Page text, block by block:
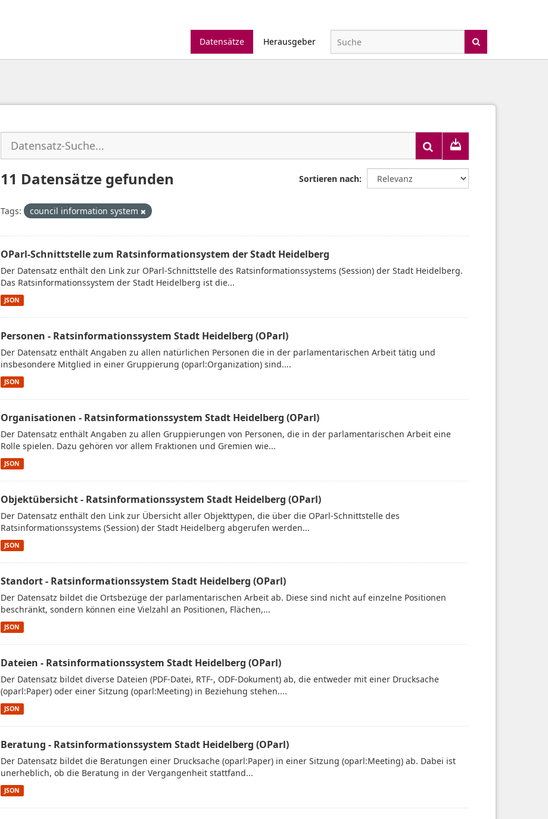
Datensätze
Herausgeber
Sortieren nach
11 Datensätze gefunden
Tags: council information system
OParl-Schnittstelle zum Ratsinformationsystem der Stadt Heidelberg
Der Datensatz enthält den Link zur OParl-Schnittstelle des Ratsinformationssystems (Session) der Stadt Heidelberg.
Das Ratsinformationssystem der Stadt Heidelberg ist die...
JSON
Personen - Ratsinformationssystem Stadt Heidelberg (OParl)
Der Datensatz enthält Angaben zu allen natürlichen Personen die in der parlamentarischen Arbeit tätig und
insbesondere Mitglied in einer Gruppierung (oparl:Organization) sind....
JSON
Organisationen - Ratsinformationssystem Stadt Heidelberg (OParl)
Der Datensatz enthält Angaben zu allen Gruppierungen von Personen, die in der parlamentarischen Arbeit eine
Rolle spielen. Dazu gehören vor allem Fraktionen und Gremien wie...
JSON
Objektübersicht - Ratsinformationssystem Stadt Heidelberg (OParl)
Der Datensatz enthält den Link zur Übersicht aller Objekttypen, die über die OParl-Schnittstelle des
Ratsinformationssystems (Session) der Stadt Heidelberg abgerufen werden...
JSON
Standort - Ratsinformationssystem Stadt Heidelberg (OParl)
Der Datensatz bildet die Ortsbezüge der parlamentarischen Arbeit ab. Diese sind nicht auf einzelne Positionen
beschränkt, sondern können eine Vielzahl an Positionen, Flächen,...
JSON
Dateien - Ratsinformationssystem Stadt Heidelberg (OParl)
Der Datensatz bildet diverse Dateien (PDF-Datei, RTF-, ODF-Dokument) ab, die entweder mit einer Drucksache
(oparl:Paper) oder einer Sitzung (oparl:Meeting) in Beziehung stehen....
JSON
Beratung - Ratsinformationssystem Stadt Heidelberg (OParl)
Der Datensatz bildet die Beratungen einer Drucksache (oparl:Paper) in einer Sitzung (oparl:Meeting) ab. Dabei ist
unerheblich, ob die Beratung in der Vergangenheit stattfand...
JSON